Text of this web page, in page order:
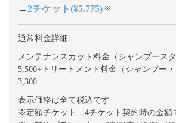
→2チケット(¥5,775) ※
通常料金詳細
メンテナンスカット料金（シャンプース
5,500+ トリートメント料金（シャンプー
3,300
表示価格は全て税込です
※定額チケット 4チケット契約時の金額